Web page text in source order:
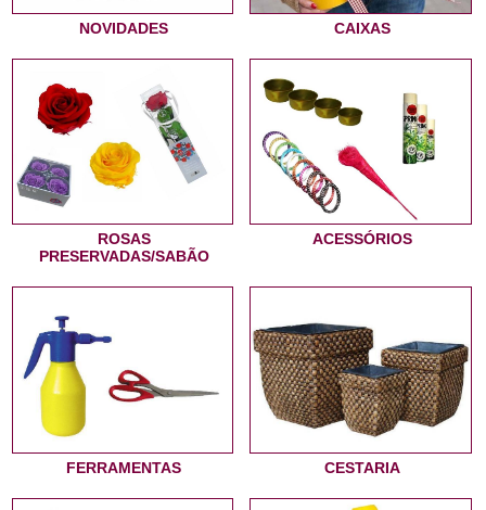
NOVIDADES CAIXAS
ROSAS
PRESERVADAS/SABÃO
ACESSÓRIOS
FERRAMENTAS CESTARIA